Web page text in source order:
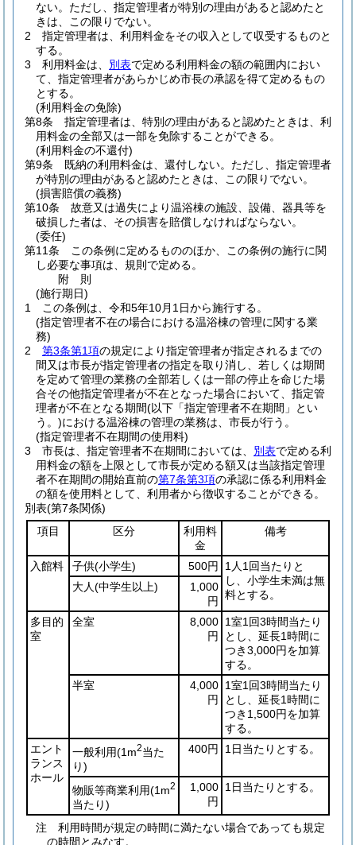
ない。 ただし、指定管理者が特別の理由があると認めたと
きは、この限りでない。
2
指定管理者は、利用料金をその収入として収受するものと
する。
3
利用料金は、 別表で定める利用料金の額の範囲内におい
て、指定管理者があらかじめ市長の承認を得て定めるもの
とする。
(利用料金の免除)
第8条
指定管理者は、特別の理由があると認めたときは、利
用料金の全部又は一部を免除することができる。
(利用料金の不還付)
第9条
既納の利用料金は、還付しない。 ただし、指定管理者
が特別の理由があると認めたときは、この限りでない。
(損害賠償の義務)
第10条
故意又は過失により温浴棟の施設、設備、器具等を
破損した者は、その損害を賠償しなければならない。
(委任)
第11条
この条例に定めるもののほか、この条例の施行に関
し必要な事項は、規則で定める。
附 則
(施行期日)
1
この条例は、令和5年10月1日から施行する。
(指定管理者不在の場合における温浴棟の管理に関する業
務)
2
第3条第1項の規定により指定管理者が指定されるまでの
間又は市長が指定管理者の指定を取り消し、若しくは期間
を定めて管理の業務の全部若しくは一部の停止を命じた場
合その他指定管理者が不在となった場合において、指定管
理者が不在となる期間(以下「指定管理者不在期間」とい
う。)における温浴棟の管理の業務は、市長が行う。
(指定管理者不在期間の使用料)
3
市長は、指定管理者不在期間においては、 別表で定める利
用料金の額を上限として市長が定める額又は当該指定管理
者不在期間の開始直前の第7条第3項の承認に係る利用料金
の額を使用料として、利用者から徴収することができる。
別表(第7条関係)
項目
区分
利用料
金
備考
入館料 子供(小学生) 500円
1人1回当たりと
し、小学生未満は無
料とする。
大人(中学生以上)
1,000
円
多目的
室
全室
8,000
円
1室1回3時間当たり
とし、延長1時間に
つき3,000円を加算
する。
半室
4,000
円
1室1回3時間当たり
とし、延長1時間に
つき1,500円を加算
する。
エント
ランス
ホール
一般利用(1m2当た
り)
400円 1日当たりとする。
物販等商業利用(1m2
当たり)
1,000
円
1日当たりとする。
注 利用時間が規定の時間に満たない場合であっても規定
の時間とみなす。